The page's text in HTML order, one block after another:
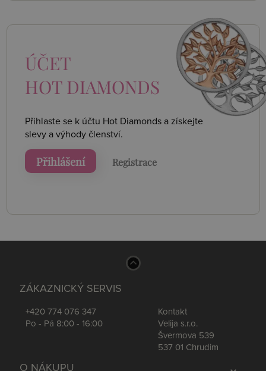
ÚČET
HOT DIAMONDS
Přihlaste se k účtu Hot Diamonds a získejte
slevy a výhody členství.
Přihlášení Registrace
ZÁKAZNICKÝ SERVIS
+420 774 076 347
Po - Pá 8:00 - 16:00
Kontakt
Velija s.r.o.
Švermova 539
537 01 Chrudim
O NÁKUPU